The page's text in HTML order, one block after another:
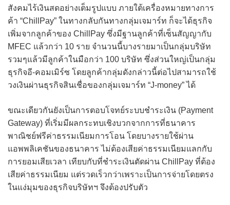
สังคมไร้เงินสดอย่างเต็มรูปแบบ ภายใต้เครื่องหมายทางการ
ค้า “ChillPay” ในทางกลับกันทางกลุ่มเจมาร์ท ก็จะได้ธุรกิจ
เพิ่มจากลูกค้าของ ChillPay ซึ่งมีฐานลูกค้าที่เซ็นสัญญากับ
MFEC แล้วกว่า 10 ราย จำนวนนี้บางรายมาเป็นกลุ่มบริษัท
รวมๆแล้วมีลูกค้าในมือกว่า 100 บริษัท ซึ่งส่วนใหญ่เป็นกลุ่ม
ธุรกิจอี-คอมเมิร์ซ โดยลูกค้ากลุ่มดังกล่าวนี้ต่อไปสามารถใช้
วงเงินผ่านธุรกิจสินเชื่อของกลุ่มเจมาร์ท “J-money” ได้
ขณะเดียวกันยังเป็นการตอบโจทย์ระบบชำระเงิน (Payment
Gateway) ที่เริ่มมีผลกระทบเชิงบวกจากการที่ธนาคาร
พาณิชย์ฟรีค่าธรรมเนียมการโอน โดยบางรายใช้ผ่าน
แอพพลิเคชันของธนาคาร ไม่ต้องเสียค่าธรรมเนียมแลกกับ
การยอมเสียเวลา เทียบกับที่ชำระเงินตัดผ่าน ChillPay ที่ต้อง
เสียค่าธรรมเนียม แต่รวดเร็วกว่าเพราะเป็นการจ่ายโดยตรง
ในแง่มุมของธุรกิจบริษัทฯ จึงต้องปรับตัว